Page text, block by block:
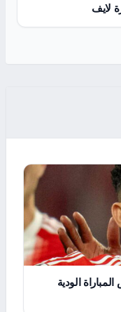
فيلا 2-1: ملخص المباراة الودية